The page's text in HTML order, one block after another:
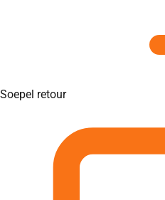
Soepel retour